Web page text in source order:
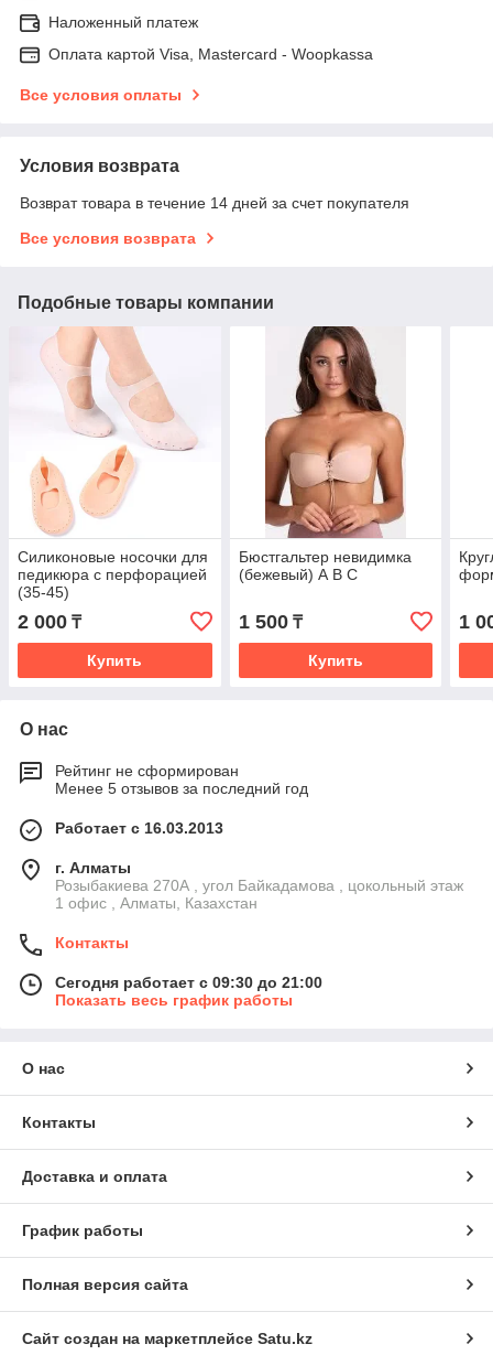
Наложенный платеж
Оплата картой Visa, Mastercard - Woopkassa
Все условия оплаты
Условия возврата
Возврат товара в течение 14 дней за счет покупателя
Все условия возврата
Подобные товары компании
Силиконовые носочки для
педикюра с перфорацией
(35-45)
2 000 ₸
Купить
Бюстгальтер невидимка
(бежевый) А B C
1 500₸
Купить
1
О нас
Рейтинг не сформирован
Менее 5 отзывов за последний год
Работает с 16.03.2013
г. Алматы
Розыбакиева 270А , угол Байкадамова , цокольный этаж
1 офис , Алматы, Казахстан
Контакты
Сегодня работает с 09:30 до 21:00
Показать весь график работы
О нас
Контакты
Доставка и оплата
График работы
Полная версия сайта
Сайт создан на маркетплейсе Satu.kz